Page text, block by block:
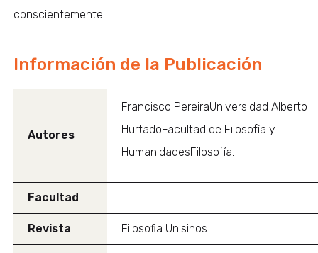
conscientemente.
Información de la Publicación
Autores
Francisco PereiraUniversidad Alberto
HurtadoFacultad de Filosofía y
HumanidadesFilosofía.
Facultad
Revista Filosofia Unisinos